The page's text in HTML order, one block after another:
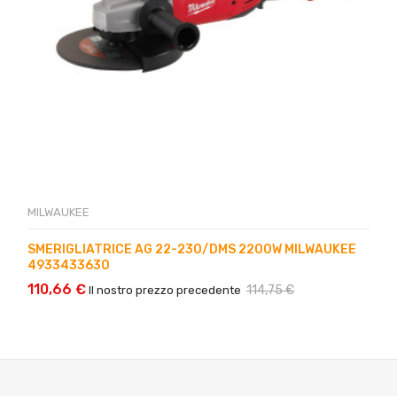
MILWAUKEE
SMERIGLIATRICE AG 22-230/DMS 2200W MILWAUKEE
4933433630
110,66 € Il nostro prezzo precedente 114,75 €